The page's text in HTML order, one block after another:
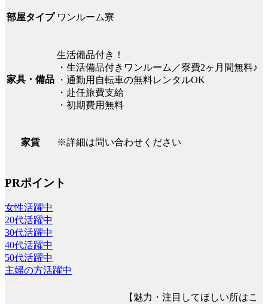
部屋タイプ ワンルーム寮
家具・備品
生活備品付き！
・生活備品付きワンルーム／寮費2ヶ月間無料♪
・通勤用自転車の無料レンタルOK
・赴任旅費支給
・初期費用無料
家賃 ※詳細は問い合わせください
PRポイント
女性活躍中
20代活躍中
30代活躍中
40代活躍中
50代活躍中
主婦の方活躍中
【魅力・注目してほしい所はこ